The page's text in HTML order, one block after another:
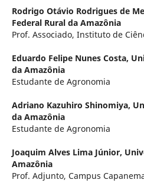
Rodrigo Otávio Rodrigues de
Federal Rural da Amazônia
Prof. Associado, Instituto de
Eduardo Felipe Nunes Costa,
da Amazônia
Estudante de Agronomia
Adriano Kazuhiro Shinomiya,
da Amazônia
Estudante de Agronomia
Joaquim Alves Lima Júnior,
Amazônia
Prof. Adjunto, Campus